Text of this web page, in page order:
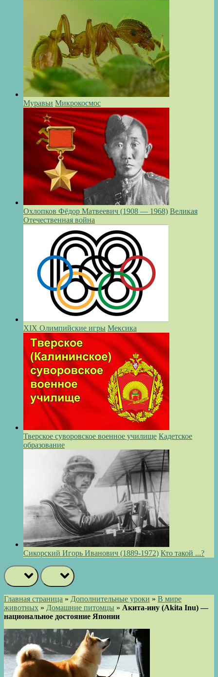
Муравьи Микрокосмос
Охлопков Фёдор Матвеевич (1908 — 1968) Великая
Отечественная война
XIX Олимпийские игры Мексика
Тверское суворовское военное училище Кадетское
образование
Сикорский Игорь Иванович (1889-1972) Кто такой ...?
Главная страница » Дополнительные уроки » В мире
животных » Домашние питомцы » Акита-ину (Akita Inu) —
национальное достояние Японии